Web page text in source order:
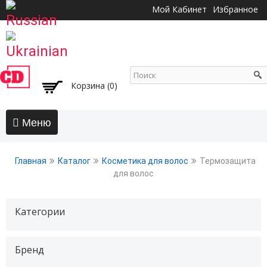
основному
Мой Кабинет Избранное
Корзина (0)
Бальзамы и кондиционеры
Гели для волос
Главная Каталог Косметика для волос
Термозащита
для волос
Категории
Бренд